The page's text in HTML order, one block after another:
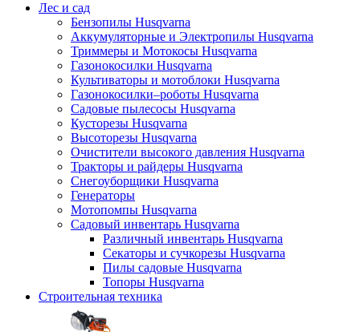
Лес и сад
Бензопилы Husqvarna
Аккумуляторные и Электропилы Нusqvarna
Триммеры и Мотокосы Нusqvarna
Газонокосилки Husqvarna
Культиваторы и мотоблоки Husqvarna
Газонокосилки–роботы Husqvarna
Садовые пылесосы Husqvarna
Кусторезы Husqvarna
Высоторезы Husqvarna
Очистители высокого давления Husqvarna
Тракторы и райдеры Husqvarna
Снегоуборщики Husqvarna
Генераторы
Мотопомпы Husqvarna
Садовый инвентарь Husqvarna
Различный инвентарь Husqvarna
Секаторы и сучкорезы Husqvarna
Пилы садовые Husqvarna
Топоры Husqvarna
Строительная техника